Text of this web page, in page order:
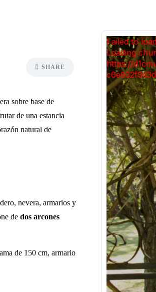
SHARE
sobre base de
de una estancia
natural de
nevera, armarios y
de dos arcones
de 150 cm, armario